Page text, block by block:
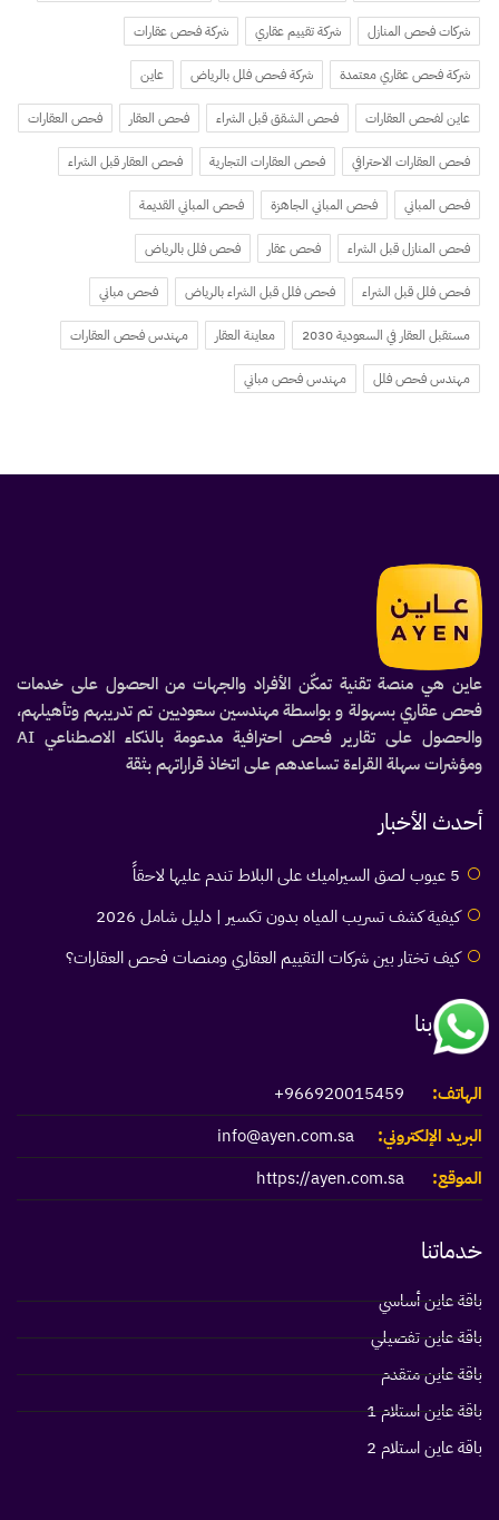
شركات فحص المنازل شركة تقييم عقاري شركة فحص عقارات
شركة فحص عقاري معتمدة شركة فحص فلل بالرياض عاين
عاين لفحص العقارات فحص الشقق قبل الشراء فحص العقار فحص العقارات
فحص العقارات الاحترافي فحص العقارات التجارية فحص العقار قبل الشراء
فحص المباني فحص المباني الجاهزة فحص المباني القديمة
فحص المنازل قبل الشراء فحص عقار فحص فلل بالرياض
فحص فلل قبل الشراء فحص فلل قبل الشراء بالرياض فحص مباني
مستقبل العقار في السعودية 2030 معاينة العقار مهندس فحص العقارات
مهندس فحص فلل مهندس فحص مباني
عاين هي منصة تقنية تمكّن الأفراد والجهات من الحصول على خدمات
فحص عقاري بسهولة و بواسطة مهندسين سعوديين تم تدريبهم وتأهيلهم،
والحصول على تقارير فحص احترافية مدعومة بالذكاء الاصطناعي AI
ومؤشرات سهلة القراءة تساعدهم على اتخاذ قراراتهم بثقة
أحدث الأخبار
5 عيوب لصق السيراميك على البلاط تندم عليها لاحقاً
كيفية كشف تسريب المياه بدون تكسير | دليل شامل 2026
كيف تختار بين شركات التقييم العقاري ومنصات فحص العقارات؟
اتصل بنا
الهاتف:
966920015459+
البريد الإلكتروني:
info@ayen.com.sa
الموقع:
https://ayen.com.sa
خدماتنا
باقة عاين أساسي
باقة عاين تفصيلي
باقة عاين متقدم
باقة عاين استلام 1
باقة عاين استلام 2